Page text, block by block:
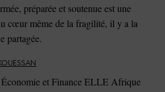
préparée et soutenue est une
cœur même de la fragilité, il y a la
partagée.
et Finance ELLE Afrique